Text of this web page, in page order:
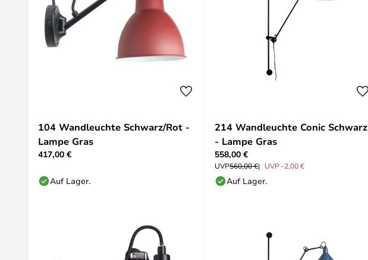
104 Wandleuchte Schwarz/Rot -
Lampe Gras
417,00 €
Auf Lager.
214 Wandleuchte Conic Schwarz
- Lampe Gras
558,00 €
UVP560,00 € UVP -2,00 €
Auf Lager.